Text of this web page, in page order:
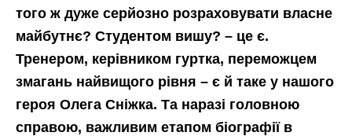
того ж дуже серйозно розраховувати власне
майбутнє? Студентом вишу? – це є.
Тренером, керівником гуртка, переможцем
змагань найвищого рівня – є й таке у нашого
героя Олега Сніжка. Та наразі головною
справою, важливим етапом біографії в